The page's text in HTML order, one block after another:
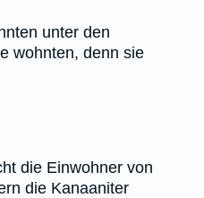
unter den
wohnten, denn sie
die Einwohner von
die Kanaaniter